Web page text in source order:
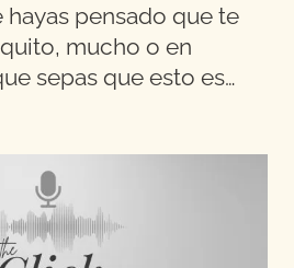
pensado que te
mucho o en
sepas que esto es…